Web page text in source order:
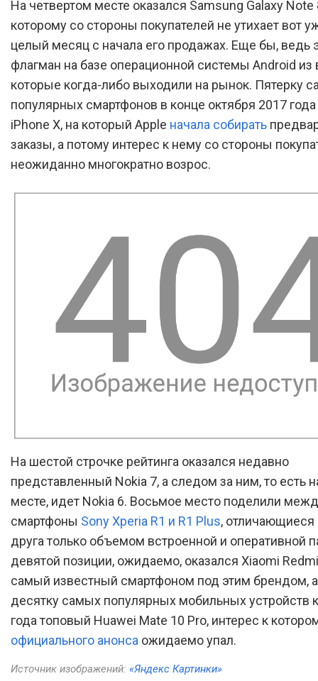
На четвертом месте оказался Samsung Galaxy Note
которому со стороны покупателей не утихает вот
целый месяц с начала его продажах. Еще бы, ведь
флагман на базе операционной системы Android из
которые когда-либо выходили на рынок. Пятерку
популярных смартфонов в конце октября 2017
iPhone X, на который Apple начала собирать
заказы, а потому интерес к нему со стороны
неожиданно многократно возрос.
На шестой строчке рейтинга оказался недавно
представленный Nokia 7, а следом за ним, то есть
месте, идет Nokia 6. Восьмое место поделили
смартфоны Sony Xperia R1 и R1 Plus, отличающиеся
друга только объемом встроенной и оперативной
девятой позиции, ожидаемо, оказался Xiaomi
самый известный смартфоном под этим брендом,
десятку самых популярных мобильных устройств
года топовый Huawei Mate 10 Pro, интерес к
официального анонса ожидаемо упал.
Источник изображений: «Яндекс Картинки»